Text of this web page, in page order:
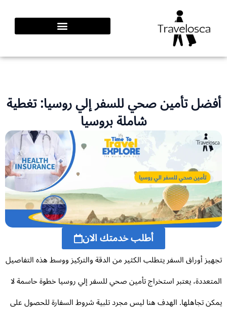
تأمين صحي للسفر إلي روسيا: تغطية
شاملة بروسيا
أطلب خدمتك الان
أوراق السفر يتطلب الكثير من الدقة والتركيز ووسط هذه التفاصيل
يعتبر استخراج تأمين صحي للسفر إلي روسيا خطوة حاسمة لا
تجاهلها. الهدف هنا ليس مجرد تلبية شروط السفارة للحصول على